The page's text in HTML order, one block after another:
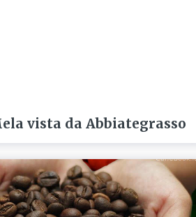
vista da Abbiategrasso